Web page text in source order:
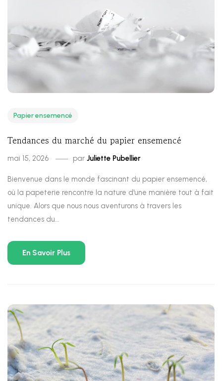
Papier ensemencé
Tendances du marché du papier ensemencé
mai 15, 2026 par Juliette Pubellier
Bienvenue dans le monde fascinant du papier ensemencé,
où la papeterie rencontre la nature d'une manière tout à fait
unique. Alors que nous nous aventurons à travers les
tendances du...
En Savoir Plus